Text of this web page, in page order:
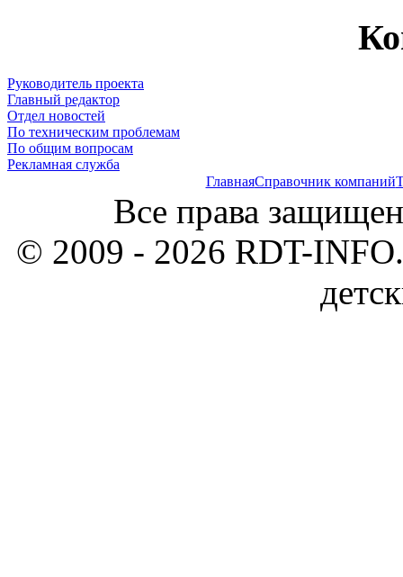
Руководитель проекта
Главный редактор
Отдел новостей
По техническим проблемам
По общим вопросам
Рекламная служба
ГлавнаяСправочник компаний
Все права
© 2009 - 2026 RDT-